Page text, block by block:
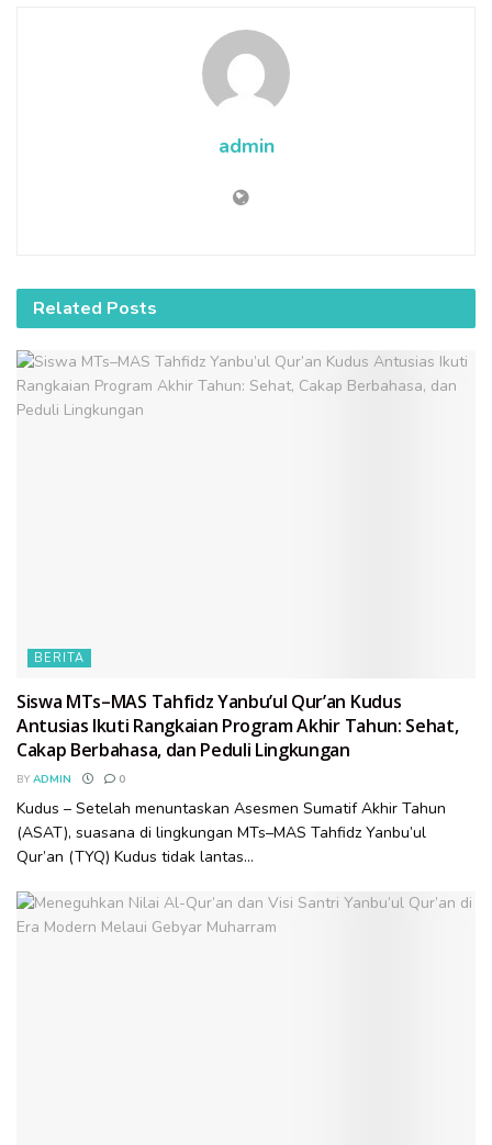
admin
Related Posts
BERITA
Siswa MTs–MAS Tahfidz Yanbu’ul Qur’an Kudus
Antusias Ikuti Rangkaian Program Akhir Tahun: Sehat,
Cakap Berbahasa, dan Peduli Lingkungan
BY ADMIN 0
Kudus – Setelah menuntaskan Asesmen Sumatif Akhir Tahun
(ASAT), suasana di lingkungan MTs–MAS Tahfidz Yanbu’ul
Qur’an (TYQ) Kudus tidak lantas...